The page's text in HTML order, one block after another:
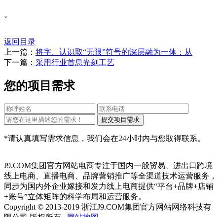
。
返回目录
上一篇： 将字、认识取“无限”符号的深层融为一体：从
下一篇： 采用行业首息光刻工艺
您的项目需求
*请认真填写需求信息，我们会在24小时内与您取得联系。
J9.COM集团官方网站电商专注于国内一般贸易、进出口跨境
线上电商、直播电商、品牌营销推广等全渠道技术运营服务，
同步为国内外企业嫁接和发力线上电商提供“平台+品牌+店铺
+账号”立体矩阵的科学布局和运营服务。
Copyright © 2013-2019 浙江J9.COM集团官方网站网络科技有